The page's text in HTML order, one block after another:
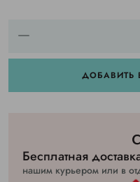
ДОБАВИТЬ
Бесплатная
нашим курьером или в